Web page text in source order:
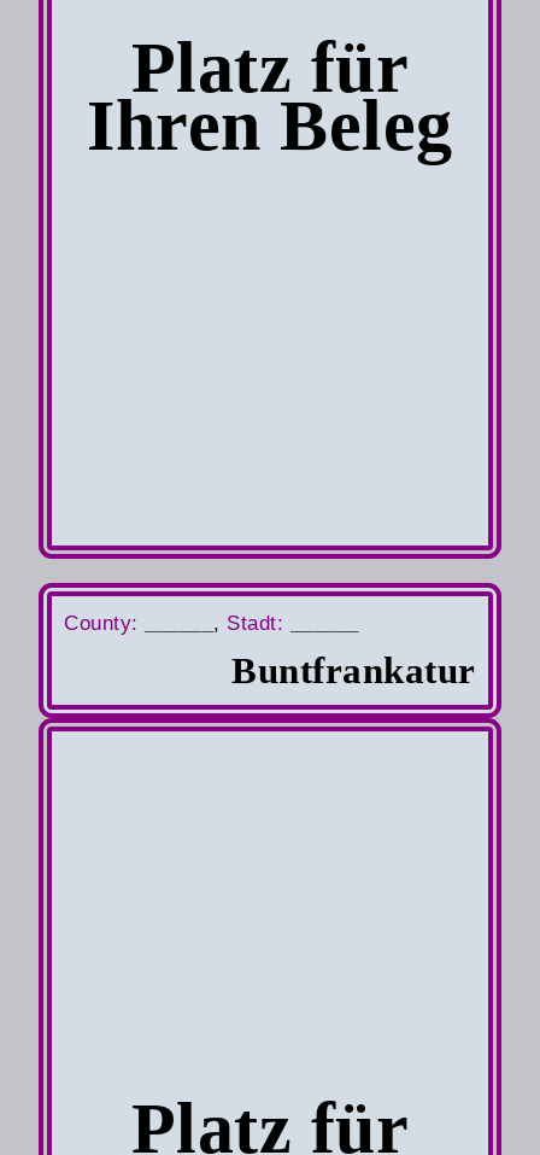
Platz für
Ihren Beleg
County: , Stadt:
Buntfrankatur
Platz für